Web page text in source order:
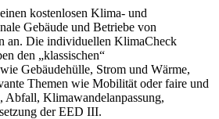
kostenlosen Klima- und
Gebäude und Betriebe von
an. Die individuellen KlimaCheck
den „klassischen“
Gebäudehülle, Strom und Wärme,
Themen wie Mobilität oder faire und
Abfall, Klimawandelanpassung,
der EED III.